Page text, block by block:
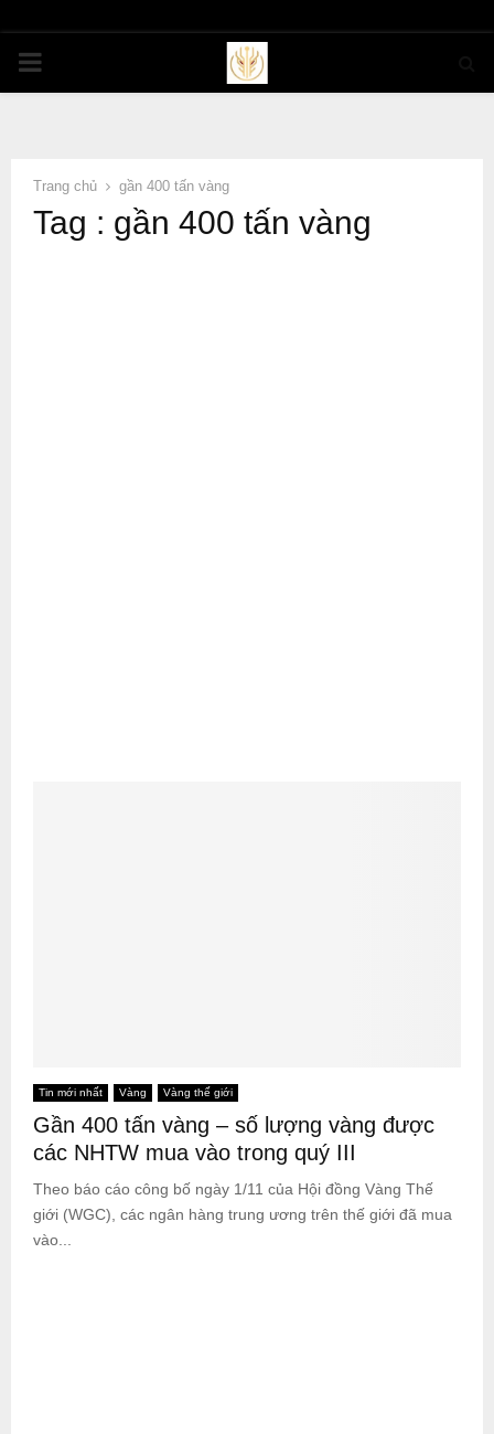
PRIMARY
Trang chủ gần 400 tấn vàng
Tag : gần 400 tấn vàng
Tin mới nhất Vàng Vàng thế giới
Gần 400 tấn vàng – số lượng vàng được
các NHTW mua vào trong quý III
Theo báo cáo công bố ngày 1/11 của Hội đồng Vàng Thế
giới (WGC), các ngân hàng trung ương trên thế giới đã mua
vào...